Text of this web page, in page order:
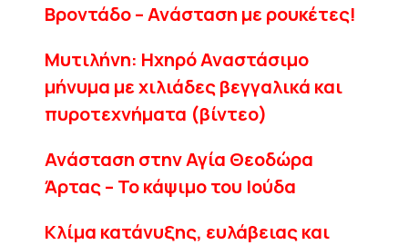
Βροντάδο – Ανάσταση με ρουκέτες!
Μυτιλήνη: Ηχηρό Αναστάσιμο
μήνυμα με χιλιάδες βεγγαλικά και
πυροτεχνήματα (βίντεο)
Ανάσταση στην Αγία Θεοδώρα
Άρτας – Το κάψιμο του Ιούδα
Κλίμα κατάνυξης, ευλάβειας και